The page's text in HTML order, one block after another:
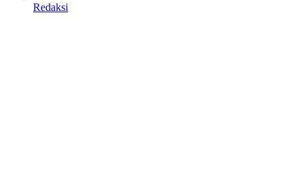
Redaksi